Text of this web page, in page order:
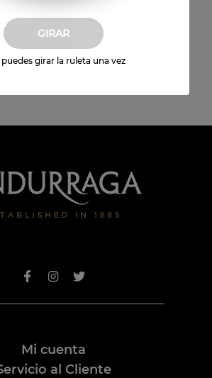
Envío a domicilio
para todo Chile
Mi cuenta
al Cliente
GIRAR
puedes girar la ruleta una vez